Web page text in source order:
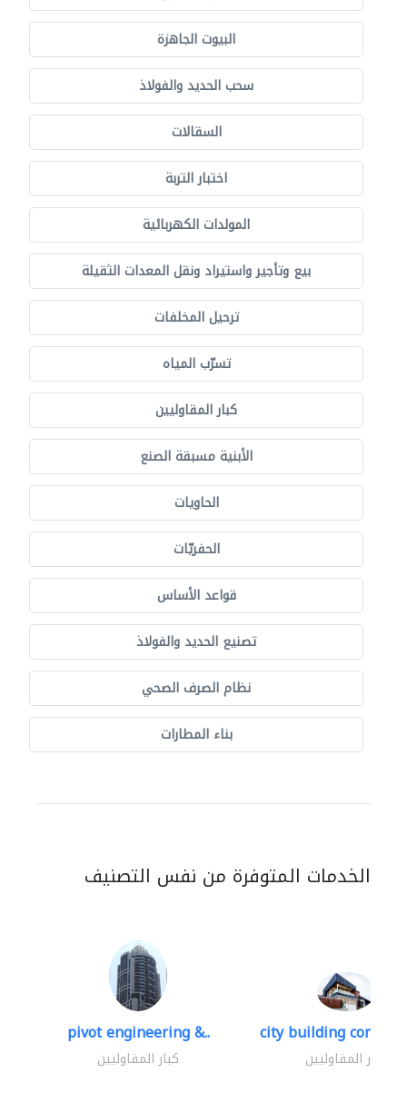
البيوت الجاهزة
سحب الحديد والفولاذ
السقالات
اختبار التربة
المولدات الكهربائية
بيع وتأجير واستيراد ونقل المعدات الثقيلة
ترحيل المخلفات
تسرّب المياه
كبار المقاوليين
الأبنية مسبقة الصنع
الحاويات
الحفريّات
قواعد الأساس
تصنيع الحديد والفولاذ
نظام الصرف الصحي
بناء المطارات
الخدمات المتوفرة من نفس التصنيف
pivot engineering &..
كبار المقاوليين
city building
كبار المقاوليين